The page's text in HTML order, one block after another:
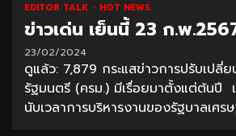
EDITOR TALK HOT NEWS
ข่าวเด่น เย็นนี้ 23 ก.พ
23/02/2024
ดูแล้ว: 7,879 กระแสข่าวการปรับเปลี่
รัฐมนตรี (ครม.) มีเรื่อยมาตั้งแต่ต้นปี
นับเวลาการบริหารงานของรัฐบาลเศร